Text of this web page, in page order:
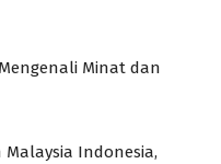
Minat dan
Indonesia,